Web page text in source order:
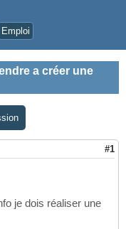
Emploi
a créer une
#1
je dois réaliser une